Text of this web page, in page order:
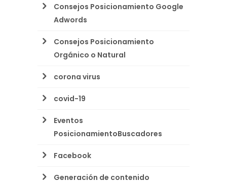
Consejos Posicionamiento Google
Adwords
Consejos Posicionamiento
Orgánico o Natural
corona virus
covid-19
Eventos
PosicionamientoBuscadores
Facebook
Generación de contenido